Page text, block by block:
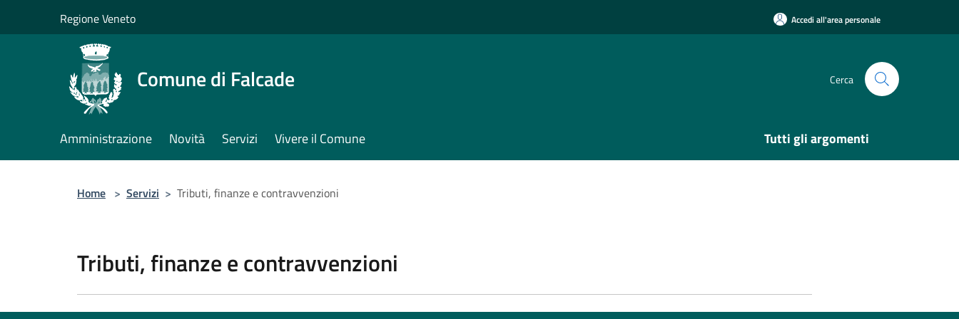
Regione Veneto Accedi all'area personale
Comune di Falcade Cerca
Amministrazione Novità Servizi Vivere il Comune Tutti gli argomenti
Home > Servizi > Tributi, finanze e contravvenzioni
Tributi, finanze e contravvenzioni